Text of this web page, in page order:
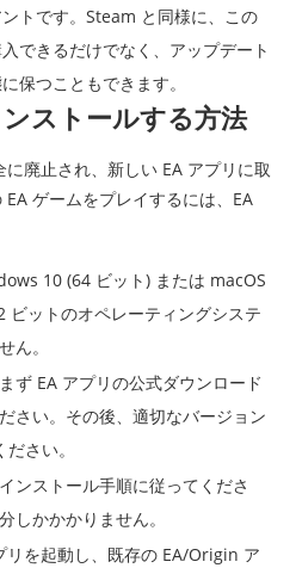
トです。Steam と同様に、この
できるだけでなく、アップデート
保つこともできます。
ストールする方法
廃止され、新しい EA アプリに取
ゲームをプレイするには、EA
10 (64 ビット) または macOS
ビットのオペレーティングシステ
ん。
ず EA アプリの公式ダウンロード
さい。その後、適切なバージョン
さい。
ンストール手順に従ってくださ
しかかかりません。
リを起動し、既存の EA/Origin ア